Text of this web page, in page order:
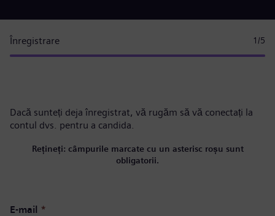
Înregistrare 1 /5
Dacă sunteți deja înregistrat, vă rugăm să vă conectați la
contul dvs. pentru a candida.
Rețineți: câmpurile marcate cu un asterisc roșu sunt
obligatorii.
E-mail *